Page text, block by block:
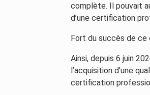
complète. Il pouvait
d’une certification
Fort du succès de ce
Ainsi, depuis 6 juin
l’acquisition d’une
certification